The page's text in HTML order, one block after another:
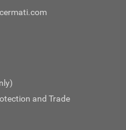
and Trade